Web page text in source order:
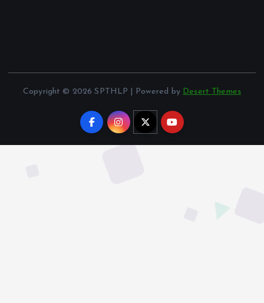
Copyright © 2026 SPTHLP | Powered by Desert Themes